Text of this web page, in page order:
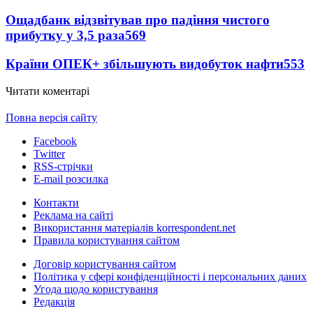
Ощадбанк відзвітував про падіння чистого
прибутку у 3,5 раза569
Країни ОПЕК+ збільшують видобуток нафти553
Читати коментарі
Повна версія сайту
Facebook
Twitter
RSS-стрічки
E-mail розсилка
Контакти
Реклама на сайті
Використання матеріалів korrespondent.net
Правила користування сайтом
Договір користування сайтом
Політика у сфері конфіденційності і персональних даних
Угода щодо користування
Редакція